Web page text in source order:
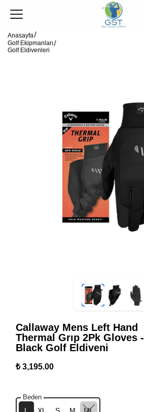
Anasayfa
Golf Ekipmanları
Golf Eldivenleri
Callaway Mens Left Hand
Thermal Grıp 2Pk Gloves -
Black Golf Eldiveni
₺ 3,195.00
Beden
L XL S M ML